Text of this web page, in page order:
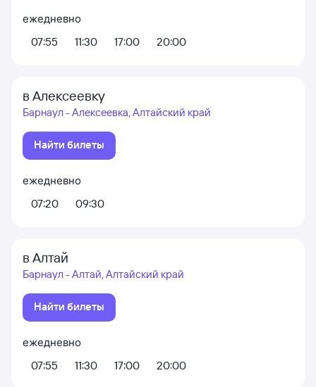
ежедневно
07:55
11:30 17:00 20:00
в Алексеевку
Барнаул - Алексеевка, Алтайский край
Найти билеты
ежедневно
07:20
09:30
в Алтай
Барнаул - Алтай, Алтайский край
Найти билеты
ежедневно
07:55
11:30 17:00 20:00